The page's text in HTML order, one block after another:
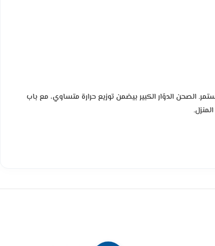
الدوّار الكبير بيضمن توزيع حرارة متساوي، مع باب